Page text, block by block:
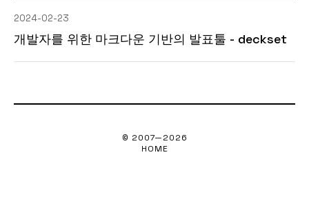
2024-02-23
개발자를 위한 마크다운 기반의 발표툴 - deckset
© 2007—2026
HOME